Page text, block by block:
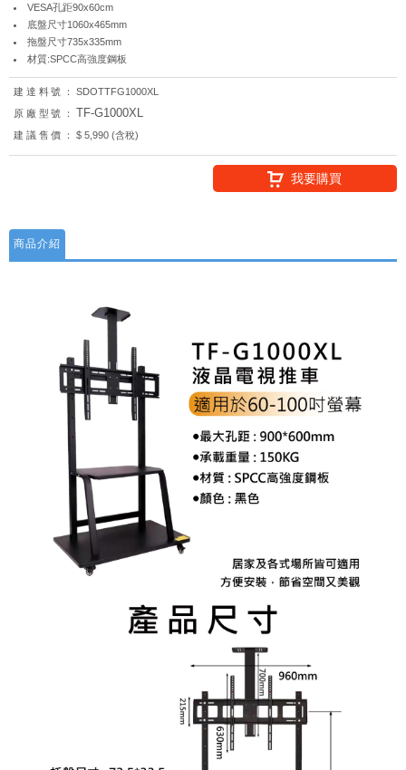
VESA孔距90x60cm
底盤尺寸1060x465mm
拖盤尺寸735x335mm
材質:SPCC高強度鋼板
建達料號：
SDOTTFG1000XL
原廠型號：
TF-G1000XL
建議售價： $ 5,990 (含稅)
我要購買
商品介紹